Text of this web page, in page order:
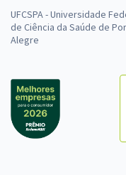
UFCSPA - Universidade
de Ciência da Saúde de
Alegre